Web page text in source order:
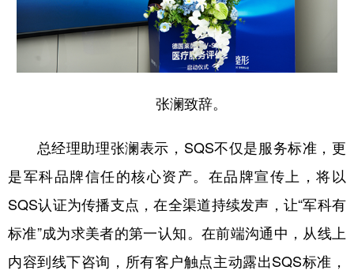
张澜致辞。
总经理助理张澜表示，SQS不仅是服务标准，更
是军科品牌信任的核心资产。在品牌宣传上，将以
SQS认证为传播支点，在全渠道持续发声，让“军科有
标准”成为求美者的第一认知。在前端沟通中，从线上
内容到线下咨询，所有客户触点主动露出SQS标准，